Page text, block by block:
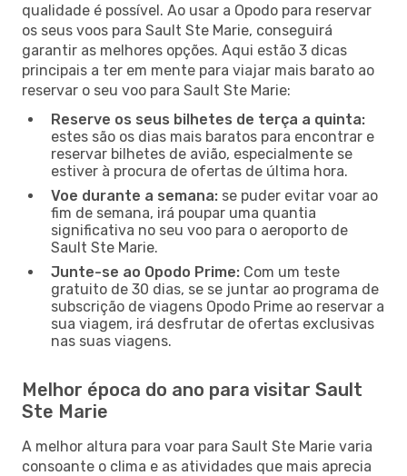
qualidade é possível. Ao usar a Opodo para reservar
os seus voos para Sault Ste Marie, conseguirá
garantir as melhores opções. Aqui estão 3 dicas
principais a ter em mente para viajar mais barato ao
reservar o seu voo para Sault Ste Marie:
Reserve os seus bilhetes de terça a quinta:
estes são os dias mais baratos para encontrar e
reservar bilhetes de avião, especialmente se
estiver à procura de ofertas de última hora.
Voe durante a semana: se puder evitar voar ao
fim de semana, irá poupar uma quantia
significativa no seu voo para o aeroporto de
Sault Ste Marie.
Junte-se ao Opodo Prime: Com um teste
gratuito de 30 dias, se se juntar ao programa de
subscrição de viagens Opodo Prime ao reservar a
sua viagem, irá desfrutar de ofertas exclusivas
nas suas viagens.
Melhor época do ano para visitar Sault
Ste Marie
A melhor altura para voar para Sault Ste Marie varia
consoante o clima e as atividades que mais aprecia